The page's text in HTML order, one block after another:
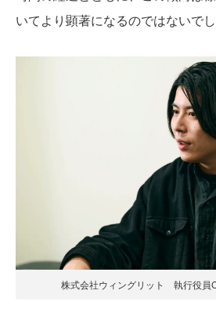
いてより顕著になるのではないでし
株式会社ウィングリット 執行役